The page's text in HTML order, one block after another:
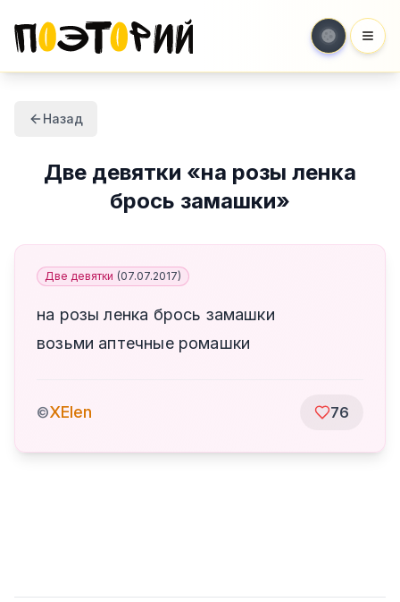
Назад
Две девятки «на розы ленка
брось замашки»
Две девятки (07.07.2017)
на розы ленка брось замашки
возьми аптечные ромашки
©XElen 76